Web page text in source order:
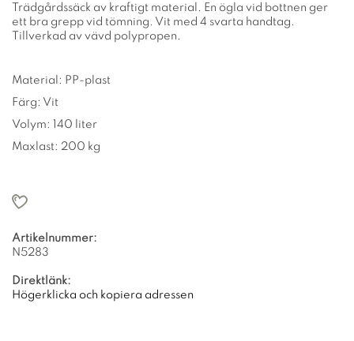
Trädgårdssäck av kraftigt material. En ögla vid bottnen ger
ett bra grepp vid tömning. Vit med 4 svarta handtag.
Tillverkad av vävd polypropen.
Material: PP-plast
Färg: Vit
Volym: 140 liter
Maxlast: 200 kg
Artikelnummer:
N5283
Direktlänk:
Högerklicka och kopiera adressen